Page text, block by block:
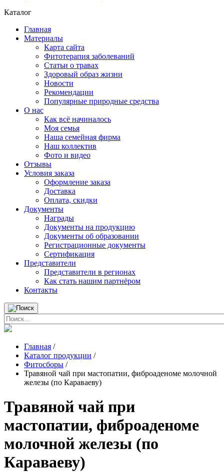
Каталог
Главная
Материалы
Карта сайта
Фитотерапия заболеваний
Статьи о травах
Здоровый образ жизни
Новости
Рекомендации
Популярные природные средства
О нас
Как всё начиналось
Моя семья
Наша семейная фирма
Наш коллектив
Фото и видео
Отзывы
Условия заказа
Оформление заказа
Доставка
Оплата, скидки
Документы
Награды
Документы на продукцию
Документы об образовании
Регистрационные документы
Сертификация
Представители
Представители в регионах
Как стать нашим партнёром
Контакты
Главная /
Каталог продукции /
Фитосборы /
Травяной чай при мастопатии, фиброаденоме молочной
железы (по Караваеву)
Травяной чай при
мастопатии, фиброаденоме
молочной железы (по
Караваеву)